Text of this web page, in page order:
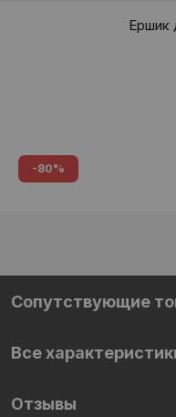
Ершик
-80%
Сопутствующие
Все
Отзывы